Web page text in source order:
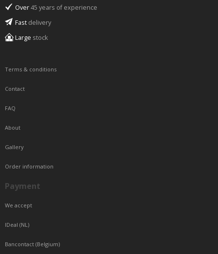
Over45 years of experience
Fast delivery
Large stock
Terms & conditions
Contact
FAQ
About
Gallery
Order information
Payment
We accept
IDeal (NL)
Bancontact (Belgium)